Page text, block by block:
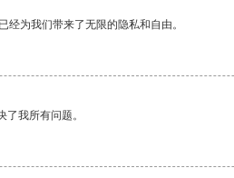
经为我们带来了无限的隐私和自由。
我所有问题。